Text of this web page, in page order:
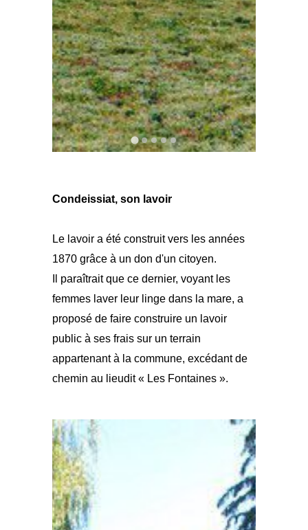
Condeissiat, son lavoir
Le lavoir a été construit vers les années
1870 grâce à un don d'un citoyen.
Il paraîtrait que ce dernier, voyant les
femmes laver leur linge dans la mare, a
proposé de faire construire un lavoir
public à ses frais sur un terrain
appartenant à la commune, excédant de
chemin au lieudit « Les Fontaines ».